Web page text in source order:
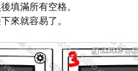
填滿所有空格。
來就容易了。